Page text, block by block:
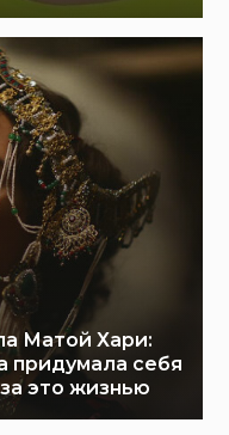
Матой Хари:
придумала себя
это жизнью